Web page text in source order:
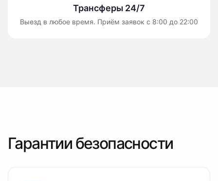
Трансферы 24/7
Выезд в любое время. Приём заявок с 8:00 до 22:00
Гарантии безопасности